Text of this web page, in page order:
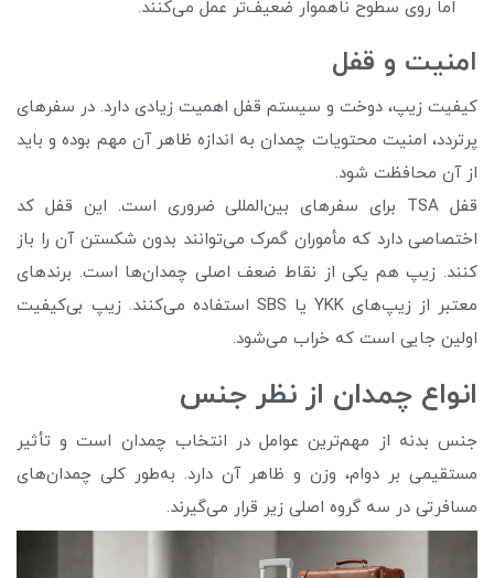
اما روی سطوح ناهموار ضعیف‌تر عمل می‌کنند.
امنیت و قفل
کیفیت زیپ، دوخت و سیستم قفل اهمیت زیادی دارد. در سفرهای
پرتردد، امنیت محتویات چمدان به اندازه ظاهر آن مهم بوده و باید
از آن محافظت شود.
قفل TSA برای سفرهای بین‌المللی ضروری است. این قفل کد
اختصاصی دارد که مأموران گمرک می‌توانند بدون شکستن آن را باز
کنند. زیپ هم یکی از نقاط ضعف اصلی چمدان‌ها است. برندهای
معتبر از زیپ‌های YKK یا SBS استفاده می‌کنند. زیپ‌ بی‌کیفیت
اولین جایی است که خراب می‌شود.
انواع چمدان از نظر جنس
جنس بدنه از مهم‌ترین عوامل در انتخاب چمدان است و تأثیر
مستقیمی بر دوام، وزن و ظاهر آن دارد. به‌طور کلی چمدان‌های
مسافرتی در سه گروه اصلی زیر قرار می‌گیرند.